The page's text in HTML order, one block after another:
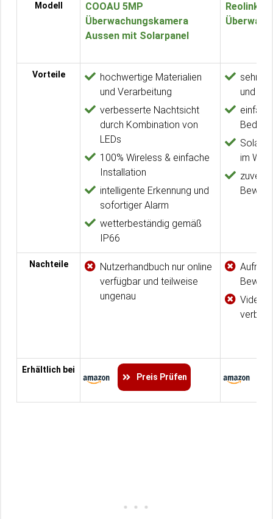
Modell
COOAU 5MP
Überwachungskamera
Aussen mit Solarpanel
Reolink
Vorteile
hochwertige Materialien
und Verarbeitung
verbesserte Nachtsicht
durch Kombination von
LEDs
100% Wireless & einfache
Installation
intelligente Erkennung und
sofortiger Alarm
wetterbeständig gemäß
IP66
sehr
und
im
Nachteile
Nutzerhandbuch nur online
verfügbar und teilweise
ungenau
Erhältlich bei
Preis Prüfen